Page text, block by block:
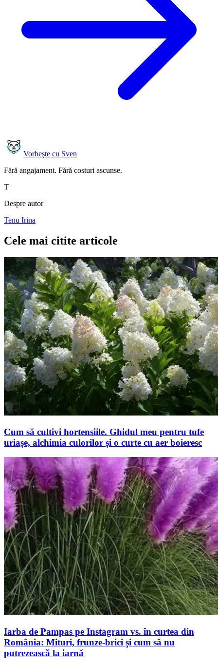
Vorbește cu Sven
Fără angajament. Fără costuri ascunse.
T
Despre autor
Tenu Irina
Cele mai citite articole
Cum să cultivi hortensiile. Ghidul meu pentru tufe
uriașe, alchimia culorilor și o curte cu aer boieresc
Iarba de Pampas pe Instagram vs. în curtea din
România: Mituri, frunze-brici și cum să nu
putrezească la iarnă